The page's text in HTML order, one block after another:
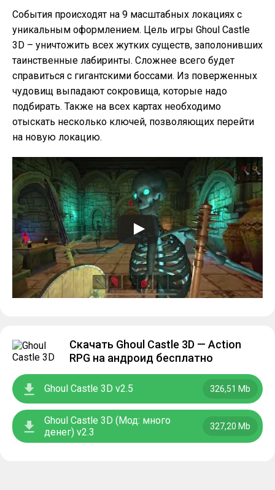
События происходят на 9 масштабных локациях с
уникальным оформлением. Цель игры Ghoul Castle
3D – уничтожить всех жутких существ, заполонивших
таинственные лабиринты. Сложнее всего будет
справиться с гигантскими боссами. Из поверженных
чудовищ выпадают сокровища, которые надо
подбирать. Также на всех картах необходимо
отыскать несколько ключей, позволяющих перейти
на новую локацию.
Скачать Ghoul Castle 3D — Action
RPG на андроид бесплатно
Ghoul Castle 3D v2.5 326,51 Mb
Ghoul Castle 3D (Мод: много
денег) v2.3
327,20 Mb